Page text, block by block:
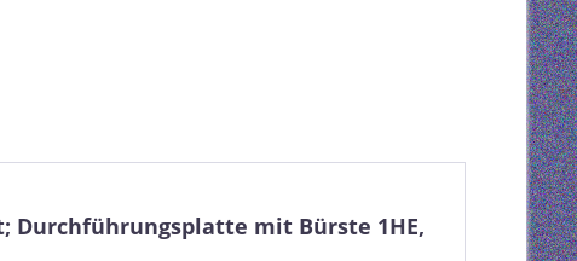
Durchführungsplatte mit Bürste 1HE,